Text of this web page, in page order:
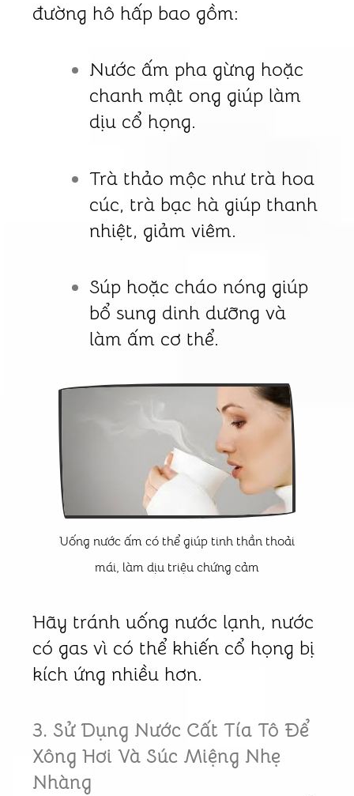
đường hô hấp bao gồm:
Nước ấm pha gừng hoặc
chanh mật ong giúp làm
dịu cổ họng.
Trà thảo mộc như trà hoa
cúc, trà bạc hà giúp thanh
nhiệt, giảm viêm.
Súp hoặc cháo nóng giúp
bổ sung dinh dưỡng và
làm ấm cơ thể.
Uống nước ấm có thể giúp tinh thần thoải
mái, làm dịu triệu chứng cảm
Hãy tránh uống nước lạnh, nước
có gas vì có thể khiến cổ họng bị
kích ứng nhiều hơn.
3. Sử Dụng Nước Cất Tía Tô Để
Xông Hơi Và Súc Miệng Nhẹ
Nhàng